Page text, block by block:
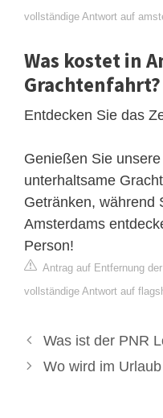
vollständige Antwort auf
Was kostet in
Grachtenfahrt?
Entdecken Sie das
Genießen Sie
unterhaltsame
Getränken, während
Amsterdams
Person!
Antrag auf Entfernung
vollständige Antwort auf
Was ist der PNR
Wo wird im